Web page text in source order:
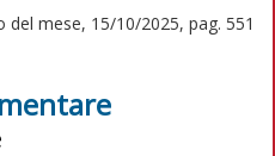
del mese, 15/10/2025, pag. 551